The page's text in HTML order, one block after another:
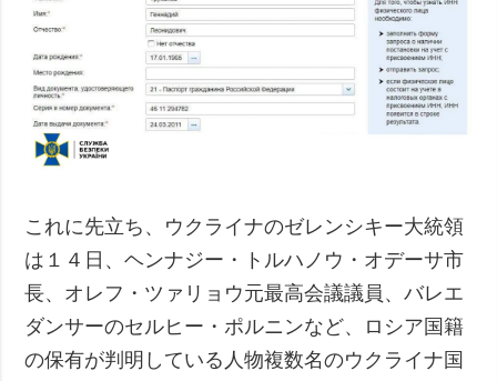
これに先立ち、ウクライナのゼレンシキー大統領
は１４日、ヘンナジー・トルハノウ・オデーサ市
長、オレフ・ツァリョウ元最高会議議員、バレエ
ダンサーのセルヒー・ポルニンなど、ロシア国籍
の保有が判明している人物複数名のウクライナ国